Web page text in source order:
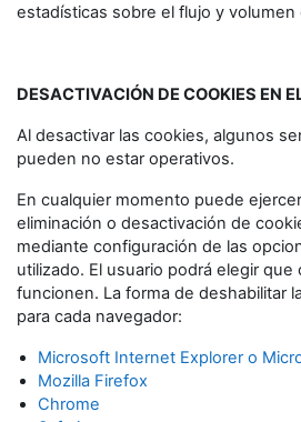
estadísticas sobre el flujo y volumen
DESACTIVACIÓN DE COOKIES EN
Al desactivar las cookies, algunos
pueden no estar operativos.
En cualquier momento puede
eliminación o desactivación de
mediante configuración de las
utilizado. El usuario podrá elegir
funcionen. La forma de deshabilitar
para cada navegador:
Microsoft Internet Explorer o
Mozilla Firefox
Chrome